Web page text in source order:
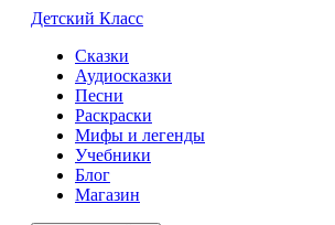
Детский Класс
Сказки
Аудиосказки
Песни
Раскраски
Мифы и легенды
Учебники
Блог
Магазин